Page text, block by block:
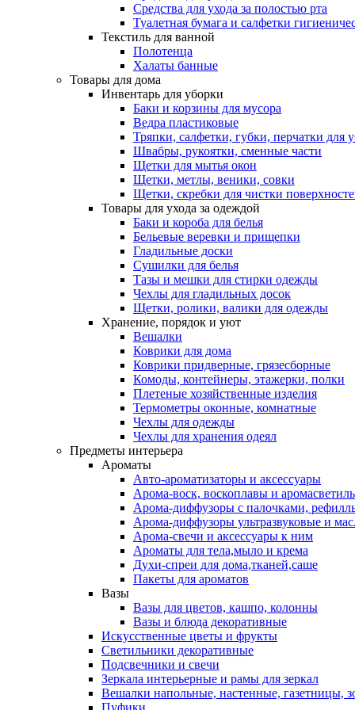
Средства для ухода за полостью рта
Туалетная бумага и салфетки
Текстиль для ванной
Полотенца
Халаты банные
Товары для дома
Инвентарь для уборки
Баки и корзины для мусора
Ведра пластиковые
Тряпки, салфетки, губки, перчатки для
Швабры, рукоятки, сменные части
Щетки для мытья окон
Щетки, метлы, веники, совки
Щетки, скребки для чистки
Товары для ухода за одеждой
Баки и короба для белья
Бельевые веревки и прищепки
Гладильные доски
Сушилки для белья
Тазы и мешки для стирки одежды
Чехлы для гладильных досок
Щетки, ролики, валики для одежды
Хранение, порядок и уют
Вешалки
Коврики для дома
Коврики придверные, грязесборные
Комоды, контейнеры, этажерки, полки
Плетеные хозяйственные изделия
Термометры оконные, комнатные
Чехлы для одежды
Чехлы для хранения одеял
Предметы интерьера
Ароматы
Авто-ароматизаторы и аксессуары
Арома-воск, воскоплавы и
Арома-диффузоры с палочками,
Арома-диффузоры ультразвуковые и
Арома-свечи и аксессуары к ним
Ароматы для тела,мыло и крема
Духи-спреи для дома,тканей,саше
Пакеты для ароматов
Вазы
Вазы для цветов, кашпо, колонны
Вазы и блюда декоративные
Искусственные цветы и фрукты
Светильники декоративные
Подсвечники и свечи
Зеркала интерьерные и рамы для зеркал
Вешалки напольные, настенные, газетницы,
Пуфики